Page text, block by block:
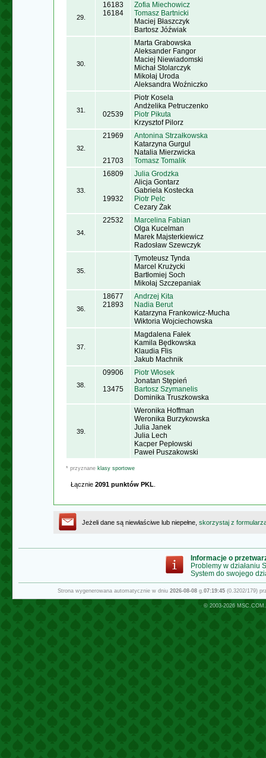
29.
16183
16184
Zofia Miechowicz
Tomasz Bartnicki
Maciej Błaszczyk
Bartosz Jóźwiak
30.
Marta Grabowska
Aleksander Fangor
Maciej Niewiadomski
Michał Stolarczyk
Mikołaj Uroda
Aleksandra Woźniczko
31. 02539
Piotr Kosela
Andżelika Petruczenko
Piotr Pikuta
Krzysztof Pilorz
32.
21969
21703
Antonina Strzałkowska
Katarzyna Gurgul
Natalia Mierzwicka
Tomasz Tomalik
33.
16809
19932
Julia Grodzka
Alicja Gontarz
Gabriela Kostecka
Piotr Pelc
Cezary Żak
34.
22532
Marcelina Fabian
Olga Kucelman
Marek Majsterkiewicz
Radosław Szewczyk
35.
Tymoteusz Tynda
Marcel Krużycki
Bartłomiej Soch
Mikołaj Szczepaniak
36.
18677
21893
Andrzej Kita
Nadia Berut
Katarzyna Frankowicz-Mucha
Wiktoria Wojciechowska
37.
Magdalena Fałek
Kamila Będkowska
Klaudia Flis
Jakub Machnik
38.
09906
13475
Piotr Włosek
Jonatan Stępień
Bartosz Szymanelis
Dominika Truszkowska
39.
Weronika Hoffman
Weronika Burzykowska
Julia Janek
Julia Lech
Kacper Pepłowski
Paweł Puszakowski
* przyznane klasy sportowe
Łącznie 2091 punktów PKL
Jeżeli dane są niewłaściwe lub niepełne, skorzystaj z
Informacje o
Problemy w działaniu
System do swojego
Strona wygenerowana automatycznie w dniu 2026-08-08g.07:19:45(0.3202/179)
© 2003-2026